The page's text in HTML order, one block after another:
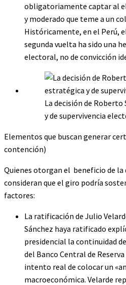
obligatoriamente captar al
y moderado que teme a un
Históricamente, en el Perú,
segunda vuelta ha sido una
electoral, no de convicción
La decisión de
y de supervivencia
Elementos que buscan generar
contención)
Quienes otorgan el beneficio de la
consideran que el giro podría
factores:
La ratificación de Julio
Sánchez haya ratificado
presidencial la continuidad
del Banco Central de
intento real de colocar un
macroeconómica. Velarde